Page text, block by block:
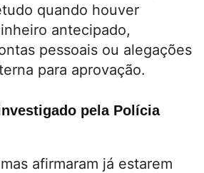
quando houver
antecipado,
pessoais ou alegações
para aprovação.
pela Polícia
afirmaram já estarem